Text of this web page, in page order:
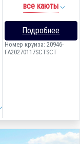
все каюты
Подробнее
Номер круиза: 20946-
FA20270117SCTSCT